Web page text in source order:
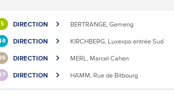
5 DIRECTION BERTRANGE, Gemeng
DIRECTION KIRCHBERG, Luxexpo entrée Sud
DIRECTION MERL, Marcel Cahen
DIRECTION HAMM, Rue de Bitbourg